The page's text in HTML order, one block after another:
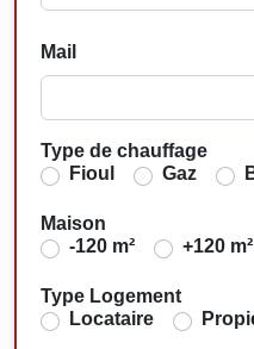
Mail
Type de chauffage
Fioul
Gaz
Maison
-120 m²
+120 m²
Type Logement
Locataire